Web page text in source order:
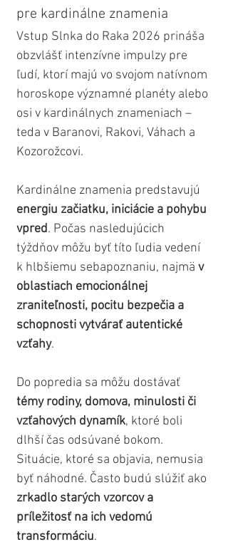
pre kardinálne znamenia
Vstup Slnka do Raka 2026 prináša
obzvlášť intenzívne impulzy pre
ľudí, ktorí majú vo svojom natívnom
horoskope významné planéty alebo
osi v kardinálnych znameniach –
teda v Baranovi, Rakovi, Váhach a
Kozorožcovi.
Kardinálne znamenia predstavujú
energiu začiatku, iniciácie a pohybu
vpred. Počas nasledujúcich
týždňov môžu byť títo ľudia vedení
k hlbšiemu sebapoznaniu, najmä v
oblastiach emocionálnej
zraniteľnosti, pocitu bezpečia a
schopnosti vytvárať autentické
vzťahy.
Do popredia sa môžu dostávať
témy rodiny, domova, minulosti či
vzťahových dynamík, ktoré boli
dlhší čas odsúvané bokom.
Situácie, ktoré sa objavia, nemusia
byť náhodné. Často budú slúžiť ako
zrkadlo starých vzorcov a
príležitosť na ich vedomú
transformáciu.